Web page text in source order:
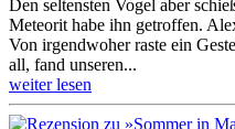
Den seltensten Vogel aber
Meteorit habe ihn ge­troffen.
Von irgendwoher raste ein
all, fand unseren...
weiter lesen